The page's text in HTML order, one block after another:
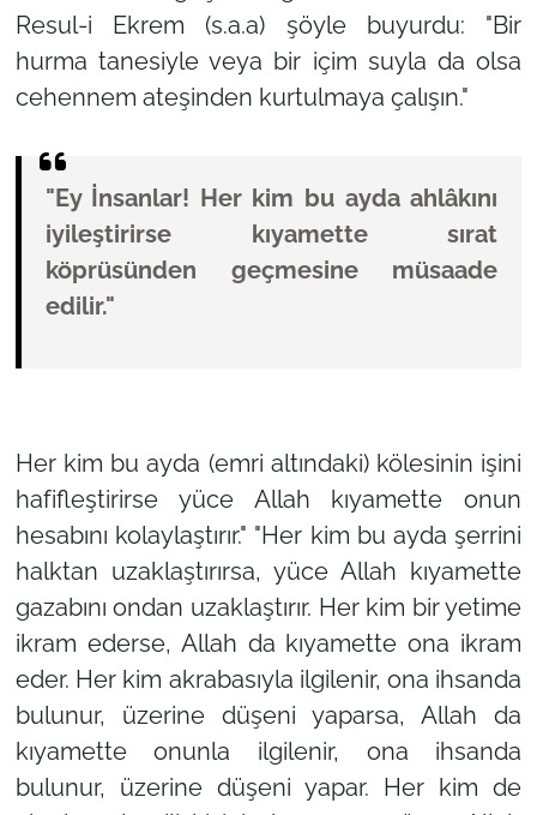
Resul-i Ekrem (s.a.a) şöyle buyurdu: "Bir
hurma tanesiyle veya bir içim suyla da olsa
cehennem ateşinden kurtulmaya çalışın."
"Ey İnsanlar! Her kim bu ayda ahlâkını
iyileştirirse kıyamette sırat
köprüsünden geçmesine müsaade
edilir."
Her kim bu ayda (emri altındaki) kölesinin işini
hafifleştirirse yüce Allah kıyamette onun
hesabını kolaylaştırır." "Her kim bu ayda şerrini
halktan uzaklaştırırsa, yüce Allah kıyamette
gazabını ondan uzaklaştırır. Her kim bir yetime
ikram ederse, Allah da kıyamette ona ikram
eder. Her kim akrabasıyla ilgilenir, ona ihsanda
bulunur, üzerine düşeni yaparsa, Allah da
kıyamette onunla ilgilenir, ona ihsanda
bulunur, üzerine düşeni yapar. Her kim de